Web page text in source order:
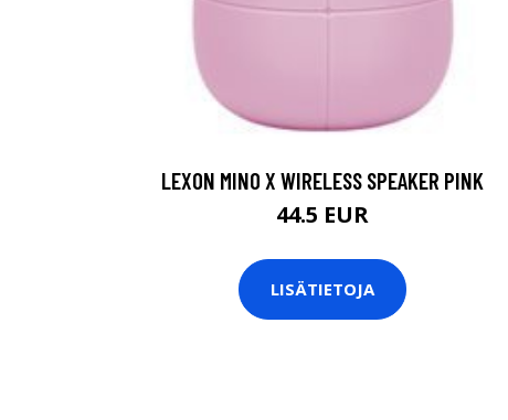
LEXON MINO X WIRELESS SPEAKER PINK
44.5 EUR
LISÄTIETOJA